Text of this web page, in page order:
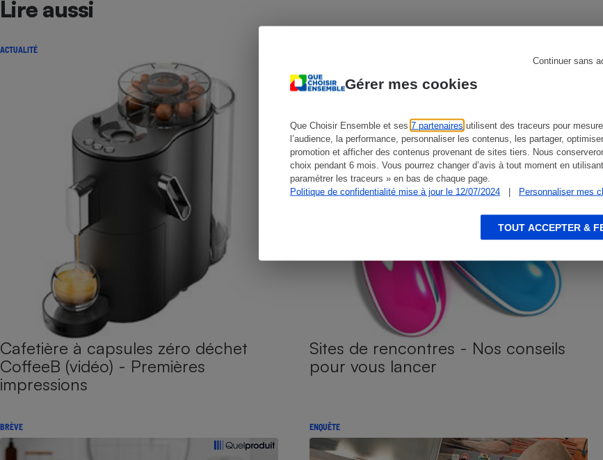
Gérer mes cookies
Que Choisir Ensemble et ses 7 partenaires utilisent des traceurs pour
l’audience, la performance, personnaliser les contenus, les partager,
promotion et afficher des contenus provenant de sites tiers. Nous
choix pendant 6 mois. Vous pourrez changer d’avis à tout moment en
paramétrer les traceurs » en bas de chaque page.
Politique de confidentialité mise à jour le 12/07/2024
| Personnaliser mes
Continuer sans
TOUT ACCEPTER &
Lire aussi
ACTUALITÉ
Cafetière à capsules zéro déchet
CoffeeB (vidéo) - Premières
impressions
Sites de rencontres - Nos conseils
pour vous lancer
BRÈVE ENQUÊTE
Cafetière à expressos